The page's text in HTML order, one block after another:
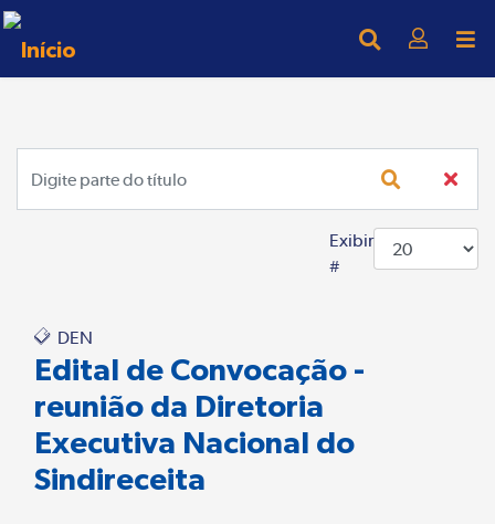
Exibir
#
DEN
Edital de Convocação -
reunião da Diretoria
Executiva Nacional do
Sindireceita